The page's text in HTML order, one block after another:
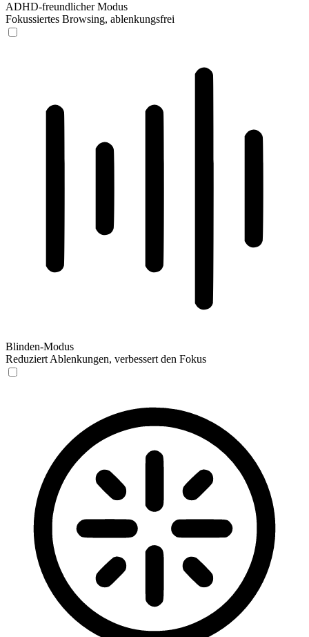
ADHD-freundlicher Modus
Fokussiertes Browsing, ablenkungsfrei
Blinden-Modus
Reduziert Ablenkungen, verbessert den Fokus